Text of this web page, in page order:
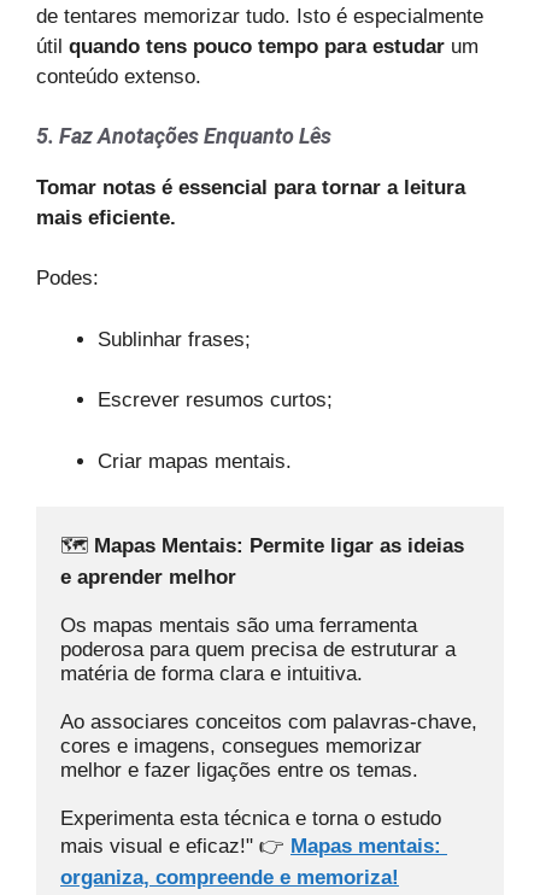
de tentares memorizar tudo. Isto é especialmente
útil quando tens pouco tempo para estudar um
conteúdo extenso.
5. Faz Anotações Enquanto Lês
Tomar notas é essencial para tornar a leitura
mais eficiente.
Podes:
Sublinhar frases;
Escrever resumos curtos;
Criar mapas mentais.
🗺️ Mapas Mentais: Permite ligar as ideias
e aprender melhor
Os mapas mentais são uma ferramenta
poderosa para quem precisa de estruturar a
matéria de forma clara e intuitiva.
Ao associares conceitos com palavras-chave,
cores e imagens, consegues memorizar
melhor e fazer ligações entre os temas.
Experimenta esta técnica e torna o estudo
mais visual e eficaz!" 👉 Mapas mentais:
organiza, compreende e memoriza!